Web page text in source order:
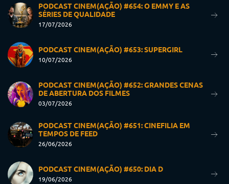
PODCAST CINEM(AÇÃO) #654: O EMMY E AS
SÉRIES DE QUALIDADE
17/07/2026
PODCAST CINEM(AÇÃO) #653: SUPERGIRL
10/07/2026
PODCAST CINEM(AÇÃO) #652: GRANDES CENAS
DE ABERTURA DOS FILMES
03/07/2026
PODCAST CINEM(AÇÃO) #651: CINEFILIA EM
TEMPOS DE FEED
26/06/2026
PODCAST CINEM(AÇÃO) #650: DIA D
19/06/2026